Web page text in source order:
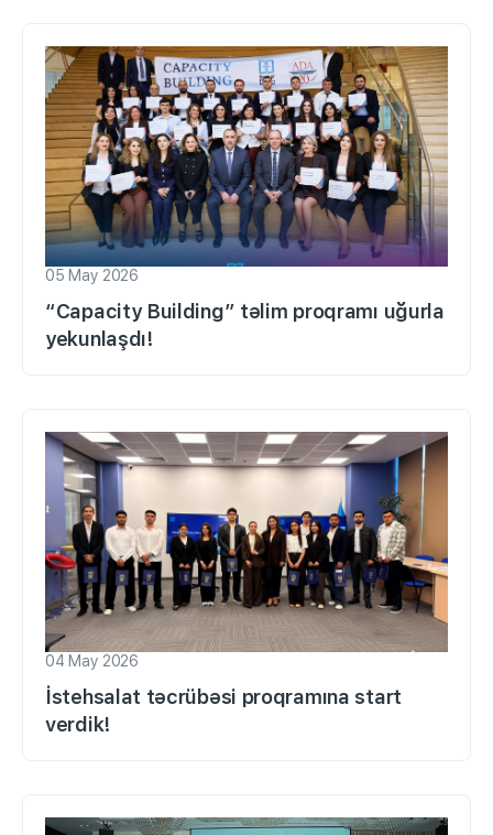
05 May 2026
“Capacity Building” təlim proqramı uğurla
yekunlaşdı!
04 May 2026
İstehsalat təcrübəsi proqramına start
verdik!